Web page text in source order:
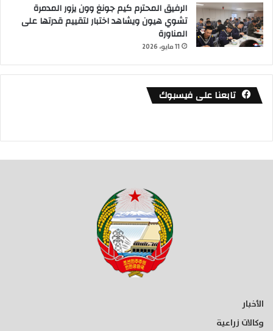
الرفيق المحترم كيم جونغ وون يزور المدمرة
تشوي هيون ويشاهد اختبار لتقييم قدرتها على
المناورة
11 مايو، 2026
تابعنا على فيسبوك
الأخبار
وكالات زراعية